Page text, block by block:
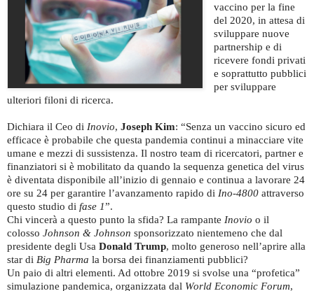
vaccino per la fine
del 2020, in attesa di
sviluppare nuove
partnership e di
ricevere fondi privati
e soprattutto pubblici
per sviluppare
ulteriori filoni di ricerca.
Dichiara il Ceo di Inovio, Joseph Kim: “Senza un vaccino sicuro ed
efficace è probabile che questa pandemia continui a minacciare vite
umane e mezzi di sussistenza. Il nostro team di ricercatori, partner e
finanziatori si è mobilitato da quando la sequenza genetica del virus
è diventata disponibile all’inizio di gennaio e continua a lavorare 24
ore su 24 per garantire l’avanzamento rapido di Ino-4800 attraverso
questo studio di fase 1”.
Chi vincerà a questo punto la sfida? La rampante Inovio o il
colosso Johnson & Johnson sponsorizzato nientemeno che dal
presidente degli Usa Donald Trump, molto generoso nell’aprire alla
star di Big Pharma la borsa dei finanziamenti pubblici?
Un paio di altri elementi. Ad ottobre 2019 si svolse una “profetica”
simulazione pandemica, organizzata dal World Economic Forum,